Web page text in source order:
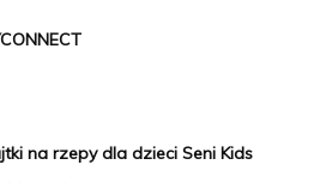
na rzepy dla dzieci Seni Kids